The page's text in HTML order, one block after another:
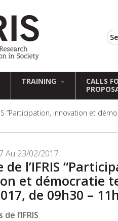
TRAINING
CALLS
“Participation, innovation et
Au 23/02/2017
l’IFRIS
et démocratie
de 09h30 –
l’IFRIS